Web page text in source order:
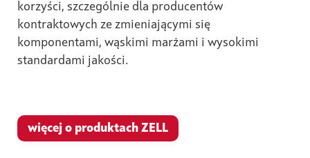
korzyści, szczególnie dla producentów
kontraktowych ze zmieniającymi się
komponentami, wąskimi marżami i wysokimi
standardami jakości.
więcej o produktach ZELL